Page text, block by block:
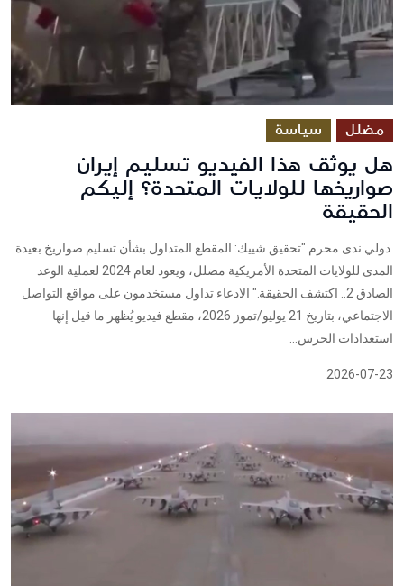
مضلل سياسة
هل يوثق هذا الفيديو تسليم إيران
صواريخها للولايات المتحدة؟ إليكم
الحقيقة
دولي ندى محرم "تحقيق شييك: المقطع المتداول بشأن تسليم صواريخ بعيدة
المدى للولايات المتحدة الأمريكية مضلل، ويعود لعام 2024 لعملية الوعد
الصادق 2.. اكتشف الحقيقة." الادعاء تداول مستخدمون على مواقع التواصل
الاجتماعي، بتاريخ 21 يوليو/تموز 2026، مقطع فيديو يُظهر ما قيل إنها
استعدادات الحرس...
2026-07-23